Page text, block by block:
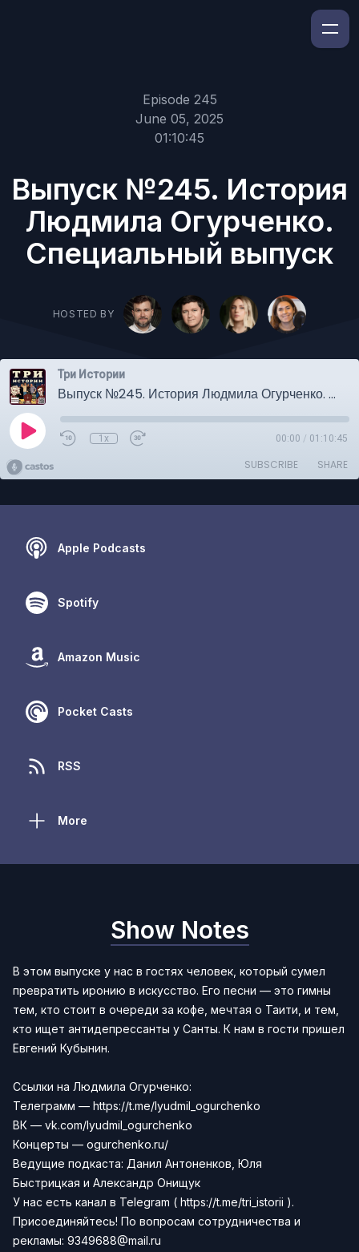
Episode 245
June 05, 2025
01:10:45
Выпуск №245. История
Людмила Огурченко.
Специальный выпуск
HOSTED BY
Три Истории
Выпуск №245. История Людмила Огурченко. Специальный выпуск
1x 00:00 / 01:10:45
SUBSCRIBE SHARE
Apple Podcasts
Spotify
Amazon Music
Pocket Casts
RSS
More
Show Notes
В этом выпуске у нас в гостях человек, который сумел
превратить иронию в искусство. Его песни — это гимны
тем, кто стоит в очереди за кофе, мечтая о Таити, и тем,
кто ищет антидепрессанты у Санты. К нам в гости пришел
Евгений Кубынин.
Ссылки на Людмила Огурченко:
Телеграмм — https://t.me/lyudmil_ogurchenko
ВК — vk.com/lyudmil_ogurchenko
Концерты — ogurchenko.ru/
Ведущие подкаста: Данил Антоненков, Юля
Быстрицкая и Александр Онищук
У нас есть канал в Telegram ( https://t.me/tri_istorii ).
Присоединяйтесь! По вопросам сотрудничества и
рекламы: 9349688@mail.ru